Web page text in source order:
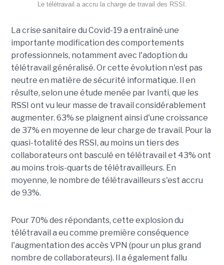
Le télétravail a accru la charge de travail des RSSI.
La crise sanitaire du Covid-19 a entraîné une
importante modification des comportements
professionnels, notamment avec l'adoption du
télétravail généralisé. Or cette évolution n'est pas
neutre en matière de sécurité informatique. Il en
résulte, selon une étude menée par Ivanti, que les
RSSI ont vu leur masse de travail considérablement
augmenter. 63% se plaignent ainsi d'une croissance
de 37% en moyenne de leur charge de travail. Pour la
quasi-totalité des RSSI, au moins un tiers des
collaborateurs ont basculé en télétravail et 43% ont
au moins trois-quarts de télétravailleurs. En
moyenne, le nombre de télétravailleurs s'est accru
de 93%.
Pour 70% des répondants, cette explosion du
télétravail a eu comme première conséquence
l'augmentation des accès VPN (pour un plus grand
nombre de collaborateurs). Il a également fallu